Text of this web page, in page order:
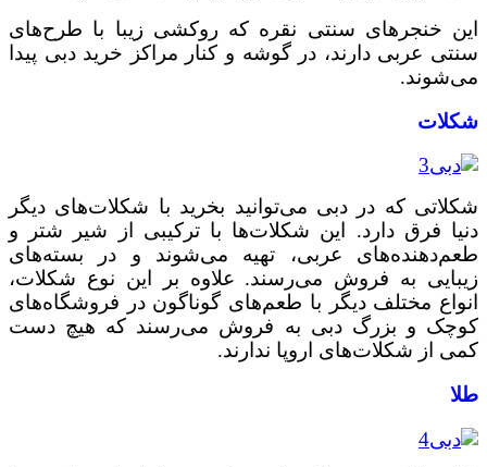
این خنجرهای سنتی نقره که روکشی زیبا با طرح‌های
سنتی عربی دارند، در گوشه و کنار مراکز خرید دبی پیدا
می‌شوند.
شکلات
شکلاتی که در دبی می‌توانید بخرید با شکلات‌های دیگر
دنیا فرق دارد. این شکلات‌ها با ترکیبی از شیر شتر و
طعم‌دهنده‌های عربی، تهیه می‌شوند و در بسته‌های
زیبایی به فروش می‌رسند. علاوه بر این نوع شکلات،
انواع مختلف دیگر با طعم‌های گوناگون در فروشگاه‌های
کوچک و بزرگ دبی به فروش می‌رسند که هیچ دست
کمی از شکلات‌های اروپا ندارند.
طلا